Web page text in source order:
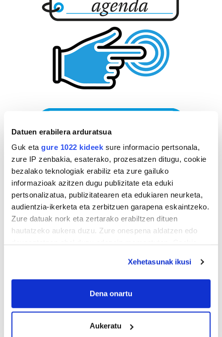
Datuen erabilera arduratsua
Guk eta gure 1022 kideek sure informacio pertsonala,
zure IP zenbakia, esaterako, prozesatzen ditugu, cookie
bezalako teknologiak erabiliz eta zure gailuko
informazioak azitzen dugu publizitate eta eduki
pertsonalizatua, publizitatearen eta edukiaren neurketa,
audientzia-ikerketa eta zerbitzuen garapena eskaintzeko.
Zure datuak nork eta zertarako erabiltzen dituen
hautatzeko aukera duzu. Zure onespena aldatzen edo
If you allow, we would also like to:
Collect information about your geographical
Identify your device by actively scanning it for
Xehetasunak ikusi
Dena onartu
Aukeratu
AGENDA
Abuztua 2026
AZ.